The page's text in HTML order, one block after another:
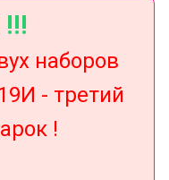
наборов
- третий
!